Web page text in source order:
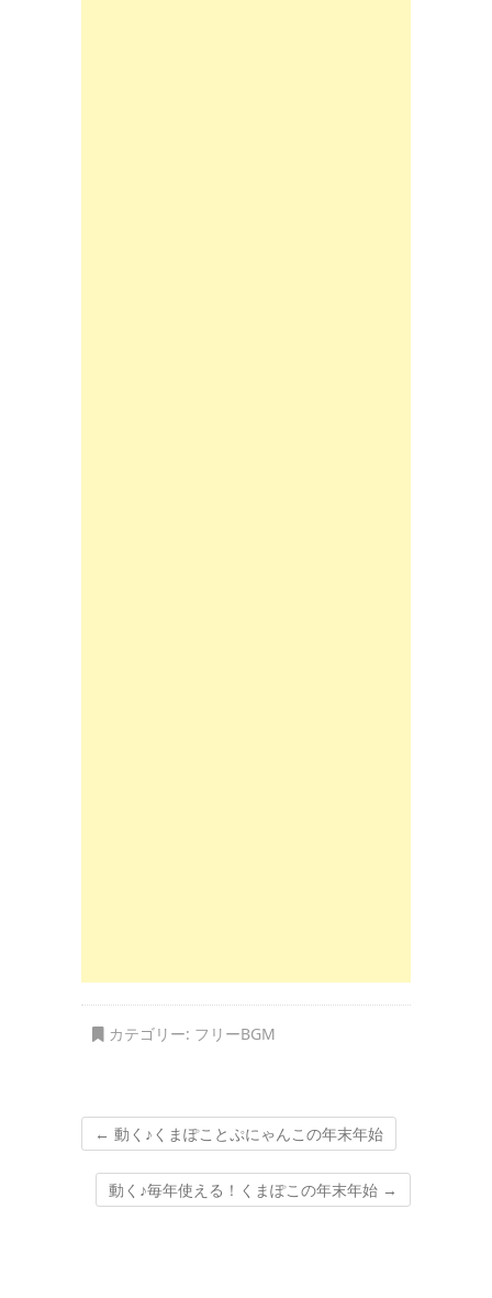
カテゴリー: フリーBGM
← 動く♪くまぽことぷにゃんこの年末年始
動く♪毎年使える！くまぽこの年末年始 →